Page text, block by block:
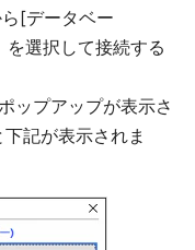
[データベー
選択して接続する
ップアップが表示さ
記が表示されま